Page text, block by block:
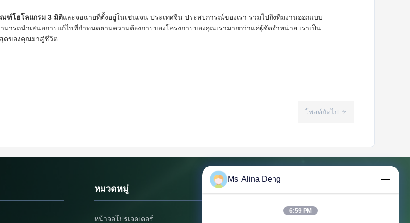
ฑ์โฮโลแกรม 3 มิติและจอฉายที่ตั้งอยู่ในเชนเจน ประเทศจีน ประสบการณ์ของเรา รวมไปถึงทีมงานออกแบบ
มารถนําเสนอการแก้ไขที่กําหนดตามความต้องการของโครงการของคุณเรามากกว่าแค่ผู้จัดจําหน่าย เราเป็น
ดของคุณมาสู่ชีวิต
โพสต์ถัดไป
หมวดหมู่
หน้าจอโปรเจคเตอร์
Ms. Alina Deng
6:59 PM